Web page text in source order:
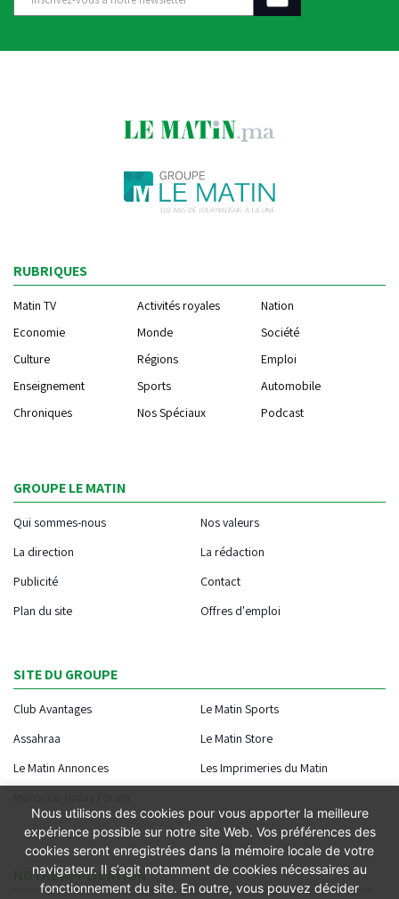
RUBRIQUES
Matin TV Activités royales
Nation
Economie
Monde
Société
Culture
Régions
Emploi
Enseignement
Sports
Automobile
Chroniques
Nos Spéciaux Podcast
GROUPE LE MATIN
Qui sommes-nous
Nos valeurs
La direction
La rédaction
Publicité
Contact
Plan du site
Offres d'emploi
SITE DU GROUPE
Club Avantages
Le Matin Sports
Assahraa
Le Matin Store
Le Matin Annonces
Les Imprimeries du Matin
NOTRE APPLICATION
Nous utilisons des cookies pour vous apporter la meilleure
expérience possible sur notre site Web. Vos préférences des
cookies seront enregistrées dans la mémoire locale de votre
navigateur. Il s’agit notamment de cookies nécessaires au
fonctionnement du site. En outre, vous pouvez décider